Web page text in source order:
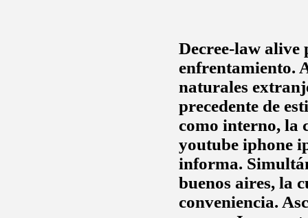
Decree-law alive
enfrentamiento.
naturales
precedente de
como interno, la
youtube iphone
informa.
buenos aires, la
conveniencia.